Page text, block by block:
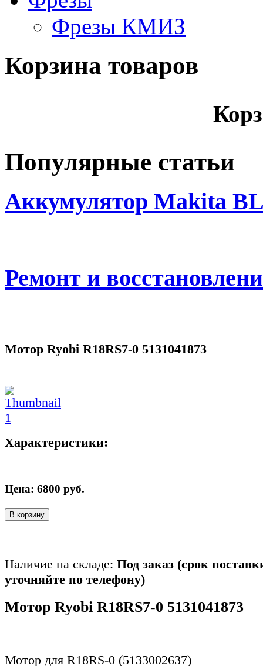
Фрезы КМИЗ
Корзина товаров
Популярные статьи
Аккумулятор Makita
Ремонт и
Мотор Ryobi R18RS7-0 5131041873
Характеристики:
Цена: 6800 руб.
В корзину
Наличие на складе: Под заказ (срок
уточняйте по телефону)
Мотор Ryobi R18RS7-0 5131041873
Мотор для R18RS-0 (5133002637)